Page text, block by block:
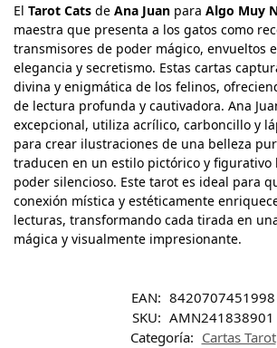
El Tarot Cats de Ana Juan para Algo Muy
maestra que presenta a los gatos como
transmisores de poder mágico, envueltos
elegancia y secretismo. Estas cartas
divina y enigmática de los felinos,
de lectura profunda y cautivadora. Ana
excepcional, utiliza acrílico, carboncillo y
para crear ilustraciones de una belleza
traducen en un estilo pictórico y figurativo
poder silencioso. Este tarot es ideal para
conexión mística y estéticamente
lecturas, transformando cada tirada en
mágica y visualmente impresionante.
EAN: 8420707451998
SKU: AMN241838901
Categoría: Cartas Tarot